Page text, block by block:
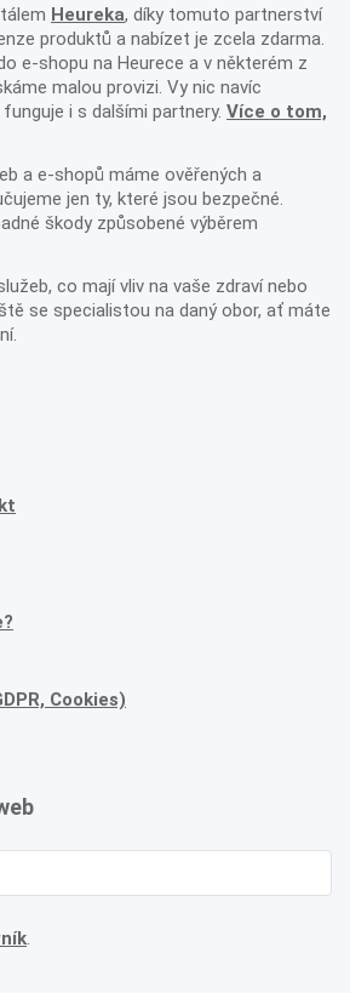
Heureka, díky tomuto partnerství
produktů a nabízet je zcela zdarma.
e-shopu na Heurece a v některém z
malou provizi. Vy nic navíc
i s dalšími partnery. Více o tom,
a e-shopů máme ověřených a
jen ty, které jsou bezpečné.
škody způsobené výběrem
co mají vliv na vaše zdraví nebo
se specialistou na daný obor, ať máte
Cookies)
.